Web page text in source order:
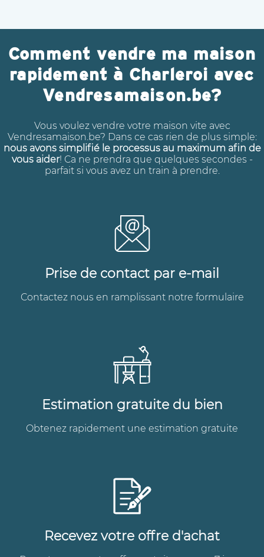
Comment vendre ma maison
rapidement à Charleroi avec
Vendresamaison.be?
Vous voulez vendre votre maison vite avec
Vendresamaison.be? Dans ce cas rien de plus simple:
nous avons simplifié le processus au maximum afin de
vous aider! Ca ne prendra que quelques secondes -
parfait si vous avez un train à prendre.
Prise de contact par e-mail
Contactez nous en ramplissant notre formulaire
Estimation gratuite du bien
Obtenez rapidement une estimation gratuite
Recevez votre offre d'achat